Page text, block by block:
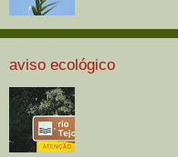
aviso ecológico